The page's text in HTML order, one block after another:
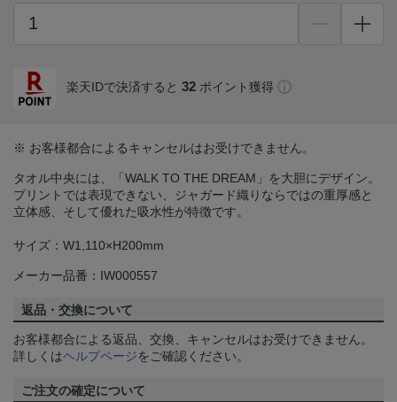
楽天IDで決済すると 32 ポイント獲得
※ お客様都合によるキャンセルはお受けできません。
タオル中央には、「WALK TO THE DREAM」を大胆にデザイン。
プリントでは表現できない、ジャガード織りならではの重厚感と
立体感、そして優れた吸水性が特徴です。
サイズ：W1,110×H200mm
メーカー品番：IW000557
返品・交換について
お客様都合による返品、交換、キャンセルはお受けできません。
詳しくはヘルプページをご確認ください。
ご注文の確定について